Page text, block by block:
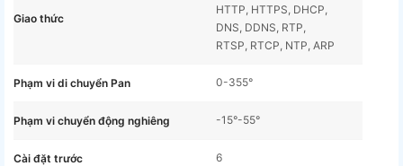
Giao thức
HTTP, HTTPS, DHCP,
DNS, DDNS, RTP,
RTSP, RTCP, NTP, ARP
Phạm vi di chuyển Pan 0-355°
Phạm vi chuyển động nghiêng -15°-55°
Cài đặt trước 6